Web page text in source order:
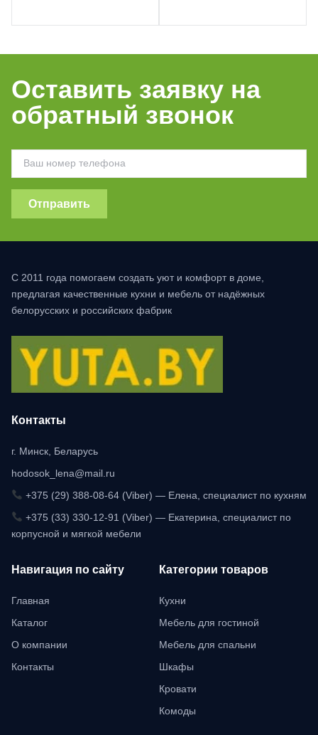
Оставить заявку на
обратный звонок
Отправить
С 2011 года помогаем создать уют и комфорт в доме,
предлагая качественные кухни и мебель от надёжных
белорусских и российских фабрик
Контакты
г. Минск, Беларусь
hodosok_lena@mail.ru
+375 (29) 388-08-64 (Viber) — Елена, специалист по кухням
+375 (33) 330-12-91 (Viber) — Екатерина, специалист по
корпусной и мягкой мебели
Навигация по сайту
Главная
Каталог
О компании
Контакты
Категории товаров
Кухни
Мебель для гостиной
Мебель для спальни
Шкафы
Кровати
Комоды